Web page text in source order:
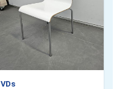
VDs